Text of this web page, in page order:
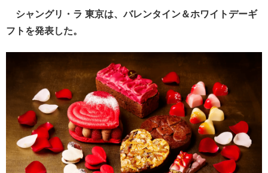
シャングリ・ラ 東京は、バレンタイン＆ホワイトデーギ
フトを発表した。